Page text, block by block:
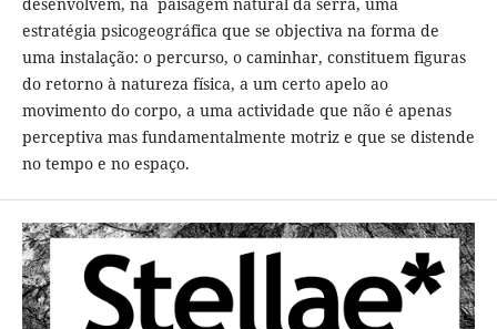
estratégia psicogeográfica que se objectiva na forma de
uma instalação: o percurso, o caminhar, constituem figuras
do retorno à natureza física, a um certo apelo ao
movimento do corpo, a uma actividade que não é apenas
perceptiva mas fundamentalmente motriz e que se distende
no tempo e no espaço.